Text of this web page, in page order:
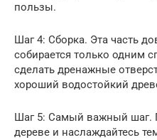
пользы.
Шаг 4: Сборка. Эта часть
собирается только одним
сделать дренажные
хороший водостойкий
Шаг 5: Самый важный шаг.
дереве и наслаждайтесь